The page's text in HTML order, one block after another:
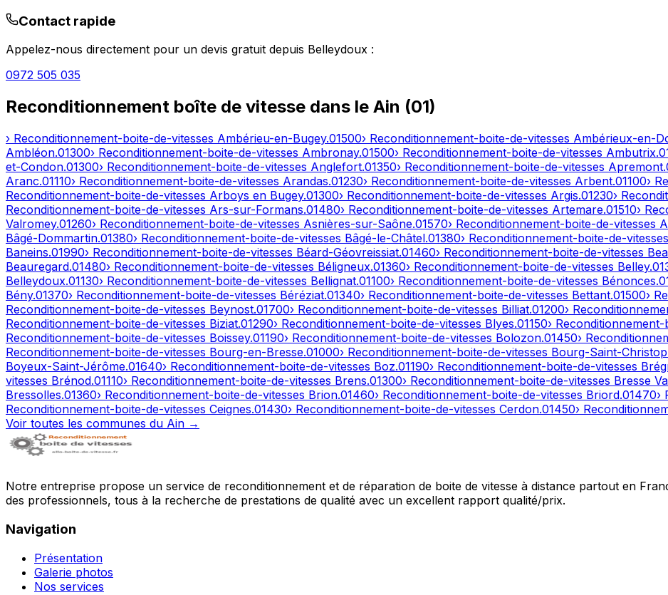
Contact rapide
Appelez-nous directement pour un devis gratuit depuis Belleydoux :
0972 505 035
Reconditionnement boîte de vitesse dans le Ain (01)
› Reconditionnement-boite-de-vitesses Ambérieu-en-Bugey.01500› Reconditionnement-boite-de-vitesses Ambérieux-en-
Ambléon.01300› Reconditionnement-boite-de-vitesses Ambronay.01500› Reconditionnement-boite-de-vitesses Ambutrix.
et-Condon.01300› Reconditionnement-boite-de-vitesses Anglefort.01350› Reconditionnement-boite-de-vitesses Apremont.
Aranc.01110› Reconditionnement-boite-de-vitesses Arandas.01230› Reconditionnement-boite-de-vitesses Arbent.01100›
Reconditionnement-boite-de-vitesses Arboys en Bugey.01300› Reconditionnement-boite-de-vitesses Argis.01230›
Reconditionnement-boite-de-vitesses Ars-sur-Formans.01480› Reconditionnement-boite-de-vitesses Artemare.01510›
Valromey.01260› Reconditionnement-boite-de-vitesses Asnières-sur-Saône.01570› Reconditionnement-boite-de-vitesses
Bâgé-Dommartin.01380› Reconditionnement-boite-de-vitesses Bâgé-le-Châtel.01380› Reconditionnement-boite-de-vitesses
Baneins.01990› Reconditionnement-boite-de-vitesses Béard-Géovreissiat.01460› Reconditionnement-boite-de-vitesses
Beauregard.01480› Reconditionnement-boite-de-vitesses Béligneux.01360› Reconditionnement-boite-de-vitesses Belley.
Belleydoux.01130› Reconditionnement-boite-de-vitesses Bellignat.01100› Reconditionnement-boite-de-vitesses Bénonces.
Bény.01370› Reconditionnement-boite-de-vitesses Béréziat.01340› Reconditionnement-boite-de-vitesses Bettant.01500›
Reconditionnement-boite-de-vitesses Beynost.01700› Reconditionnement-boite-de-vitesses Billiat.01200›
Reconditionnement-boite-de-vitesses Biziat.01290› Reconditionnement-boite-de-vitesses Blyes.01150›
Reconditionnement-boite-de-vitesses Boissey.01190› Reconditionnement-boite-de-vitesses Bolozon.01450›
Reconditionnement-boite-de-vitesses Bourg-en-Bresse.01000› Reconditionnement-boite-de-vitesses Bourg-Saint-
Boyeux-Saint-Jérôme.01640› Reconditionnement-boite-de-vitesses Boz.01190› Reconditionnement-boite-de-vitesses
vitesses Brénod.01110› Reconditionnement-boite-de-vitesses Brens.01300› Reconditionnement-boite-de-vitesses Bresse
Bressolles.01360› Reconditionnement-boite-de-vitesses Brion.01460› Reconditionnement-boite-de-vitesses Briord.01470›
Reconditionnement-boite-de-vitesses Ceignes.01430› Reconditionnement-boite-de-vitesses Cerdon.01450›
Voir toutes les communes du Ain →
Notre entreprise propose un service de reconditionnement et de réparation de boite de vitesse à distance partout en
des professionnels, tous à la recherche de prestations de qualité avec un excellent rapport qualité/prix.
Navigation
Présentation
Galerie photos
Nos services